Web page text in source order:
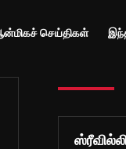
செய்திகள்